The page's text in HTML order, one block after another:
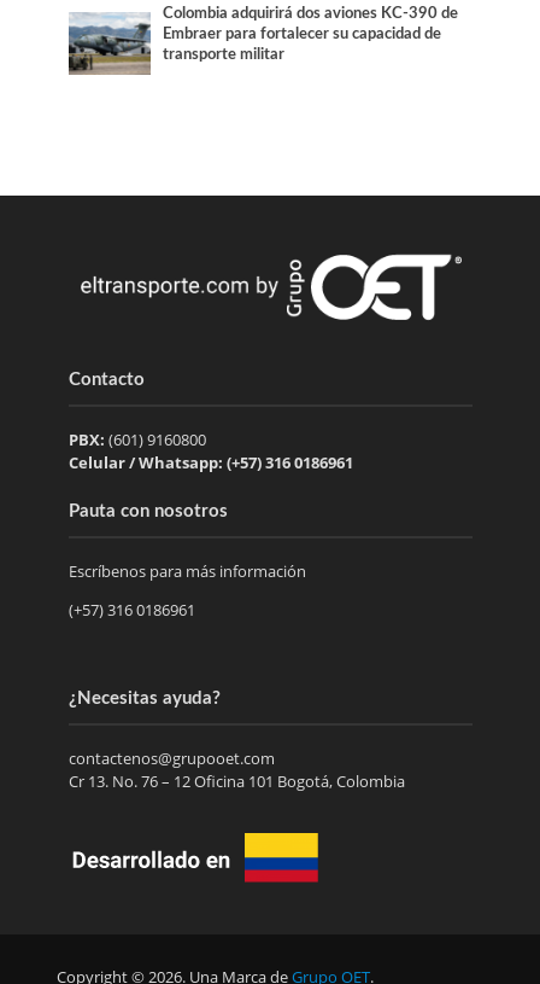
Colombia adquirirá dos aviones KC-390 de
Embraer para fortalecer su capacidad de
transporte militar
Contacto
PBX: (601) 9160800
Celular / Whatsapp: (+57) 316 0186961
Pauta con nosotros
Escríbenos para más información
(+57) 316 0186961
¿Necesitas ayuda?
contactenos@grupooet.com
Cr 13. No. 76 – 12 Oficina 101 Bogotá, Colombia
Copyright © 2026. Una Marca deGrupo OET.